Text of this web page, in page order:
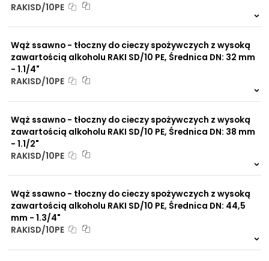
NIP: PL 884 282 31 43
KRS: 0001073679
Projekty:
+48 732 527 128
www.powerhydraulics.eu
Engineering for motion
RAKISD/10PE
Wąż ssawno - tłoczny do cieczy spożywczych z wysoką
zawartością alkoholu RAKI SD/10 PE, Średnica DN: 32 mm
- 1.1/4"
RAKISD/10PE
Wąż ssawno - tłoczny do cieczy spożywczych z wysoką
zawartością alkoholu RAKI SD/10 PE, Średnica DN: 38 mm
- 1.1/2"
RAKISD/10PE
Wąż ssawno - tłoczny do cieczy spożywczych z wysoką
zawartością alkoholu RAKI SD/10 PE, Średnica DN: 44,5
mm - 1.3/4"
RAKISD/10PE